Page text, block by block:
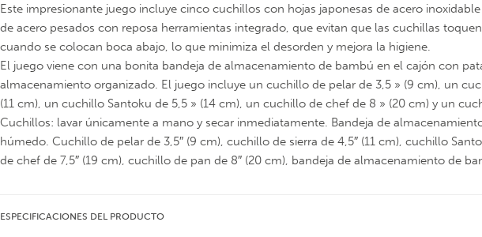
Este impresionante juego incluye cinco cuchillos con hojas japonesas de acero
de acero pesados con reposa herramientas integrado, que evitan que las cuchillas
cuando se colocan boca abajo, lo que minimiza el desorden y mejora la higiene.
El juego viene con una bonita bandeja de almacenamiento de bambú en el cajón con
almacenamiento organizado. El juego incluye un cuchillo de pelar de 3,5 » (9 cm), un
(11 cm), un cuchillo Santoku de 5,5 » (14 cm), un cuchillo de chef de 8 » (20 cm) y un
Cuchillos: lavar únicamente a mano y secar inmediatamente. Bandeja de
húmedo. Cuchillo de pelar de 3,5″ (9 cm), cuchillo de sierra de 4,5″ (11 cm), cuchillo
de chef de 7,5″ (19 cm), cuchillo de pan de 8″ (20 cm), bandeja de almacenamiento de
ESPECIFICACIONES DEL PRODUCTO